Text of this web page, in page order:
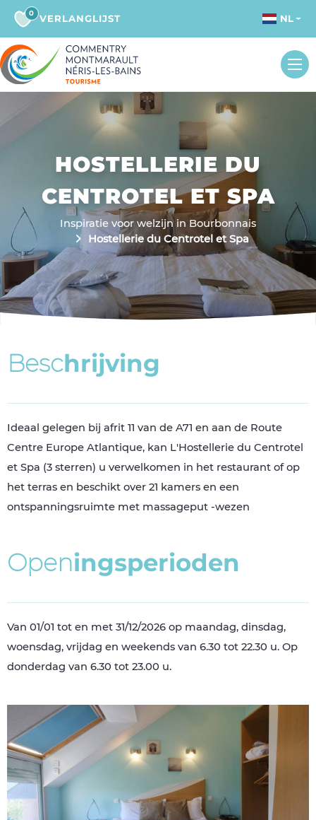
0 VERLANGLIJST NL
HOSTELLERIE DU
CENTROTEL ET SPA
Inspiratie voor welzijn in Bourbonnais
Hostellerie du Centrotel et Spa
Beschrijving
Ideaal gelegen bij afrit 11 van de A71 en aan de Route
Centre Europe Atlantique, kan L'Hostellerie du Centrotel
et Spa (3 sterren) u verwelkomen in het restaurant of op
het terras en beschikt over 21 kamers en een
ontspanningsruimte met massageput -wezen
Openingsperioden
Van 01/01 tot en met 31/12/2026 op maandag, dinsdag,
woensdag, vrijdag en weekends van 6.30 tot 22.30 u. Op
donderdag van 6.30 tot 23.00 u.